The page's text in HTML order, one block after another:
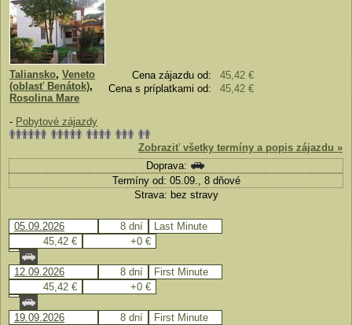
Cena zájazdu od:
45,42 €
Cena s príplatkami od:
45,42 €
Taliansko, Veneto
(oblasť Benátok),
Rosolina Mare
- Pobytové zájazdy
Zobraziť všetky termíny a popis zájazdu »
Doprava:
Termíny od: 05.09., 8 dňové
Strava: bez stravy
05.09.2026 8 dní
Last Minute
45,42 €
+0 €
12.09.2026 8 dní
First Minute
45,42 €
+0 €
19.09.2026 8 dní
First Minute